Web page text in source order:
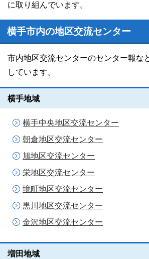
に取り組んでいます。
横手市内の地区交流センター
市内地区交流センターのセンター報な
しています。
横手地域
横手中央地区交流センター
朝倉地区交流センター
旭地区交流センター
栄地区交流センター
境町地区交流センター
黒川地区交流センター
金沢地区交流センター
増田地域